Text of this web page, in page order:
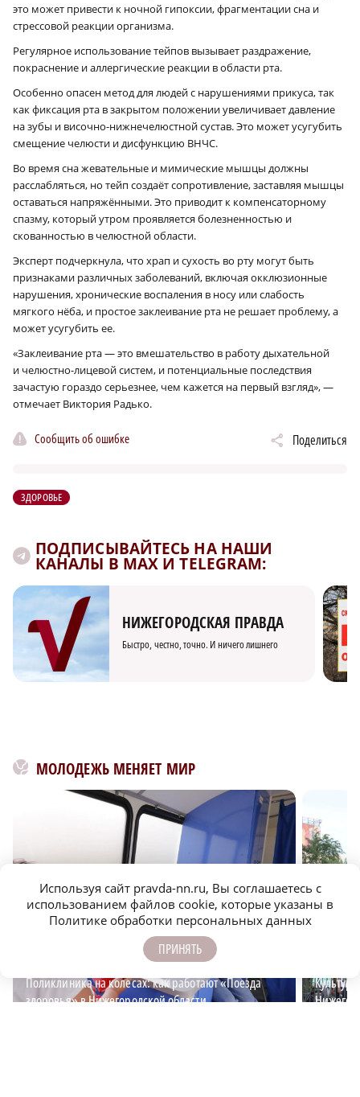
это может привести к ночной гипоксии, фрагментации сна и
стрессовой реакции организма.
Регулярное использование тейпов вызывает раздражение,
покраснение и аллергические реакции в области рта.
Особенно опасен метод для людей с нарушениями прикуса, так
как фиксация рта в закрытом положении увеличивает давление
на зубы и височно-нижнечелюстной сустав. Это может усугубить
смещение челюсти и дисфункцию ВНЧС.
Во время сна жевательные и мимические мышцы должны
расслабляться, но тейп создаёт сопротивление, заставляя мышцы
оставаться напряжёнными. Это приводит к компенсаторному
спазму, который утром проявляется болезненностью и
скованностью в челюстной области.
Эксперт подчеркнула, что храп и сухость во рту могут быть
признаками различных заболеваний, включая окклюзионные
нарушения, хронические воспаления в носу или слабость
мягкого нёба, и простое заклеивание рта не решает проблему, а
может усугубить ее.
«Заклеивание рта — это вмешательство в работу дыхательной
и челюстно-лицевой систем, и потенциальные последствия
зачастую гораздо серьезнее, чем кажется на первый взгляд», —
отмечает Виктория Радько.
Сообщить об ошибке Поделиться
ЗДОРОВЬЕ
ПОДПИСЫВАЙТЕСЬ НА НАШИ
КАНАЛЫ В MAX И TELEGRAM:
НИЖЕГОРОДСКАЯ ПРАВДА
Быстро, честно, точно. И ничего лишнего
МОЛОДЕЖЬ МЕНЯЕТ МИР
Поликлиника на колесах: как работают «Поезда
здоровья» в Нижегородской области
Используя сайт pravda-nn.ru, Вы соглашаетесь с
использованием файлов cookie, которые указаны в
Политике обработки персональных данных
ПРИНЯТЬ